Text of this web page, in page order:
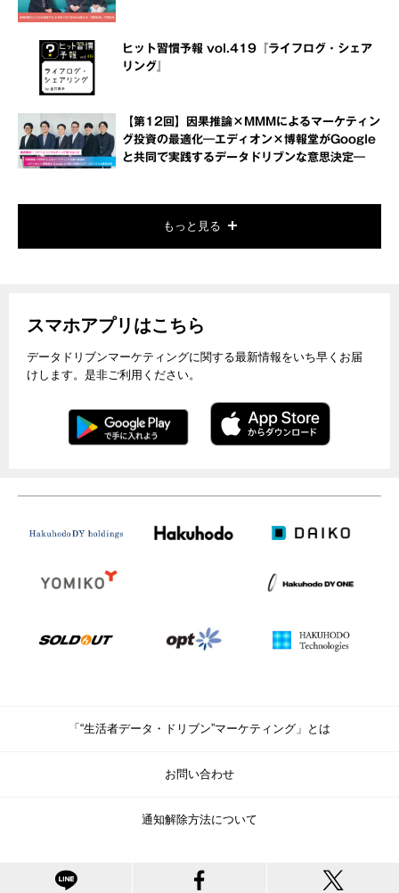
ヒット習慣予報 vol.419『ライフログ・シェア
リング』
【第12回】因果推論×MMMによるマーケティン
グ投資の最適化―エディオン×博報堂がGoogle
と共同で実践するデータドリブンな意思決定―
もっと見る
スマホアプリはこちら
データドリブンマーケティングに関する最新情報をいち早くお届
けします。是非ご利用ください。
「“生活者データ・ドリブン”マーケティング」とは
お問い合わせ
通知解除方法について
© Copyright Hakuhodo DY Holdings Inc. All rights reserved.